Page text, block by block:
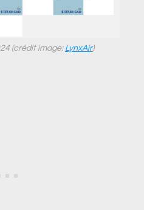
(crédit image: LynxAir)